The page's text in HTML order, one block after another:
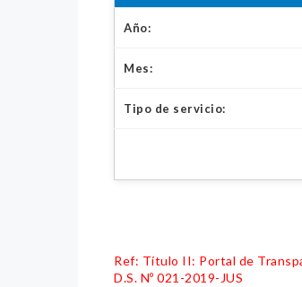
Año:
Mes:
Tipo de servicio:
Ref: Título II: Portal de
D.S. Nº 021-2019-JUS